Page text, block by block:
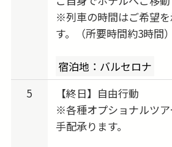
※列車の時間はご希望を
す。（所要時間約3時間）
宿泊地：バルセロナ
5
【終日】自由行動
※各種オプショナルツア
手配承ります。